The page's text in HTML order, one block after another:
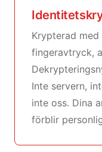
Krypterad
fingeravtryck,
Inte servern,
inte oss. Dina
förblir